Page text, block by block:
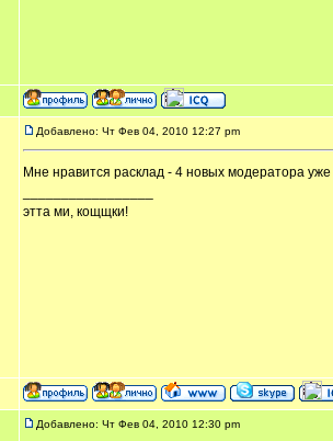
Добавлено: Чт Фев 04, 2010 12:27 pm
Мне нравится расклад - 4 новых модератора
этта ми, кощщки!
Добавлено: Чт Фев 04, 2010 12:30 pm